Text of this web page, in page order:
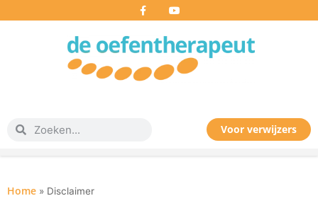
Voor verwijzers
Home » Disclaimer